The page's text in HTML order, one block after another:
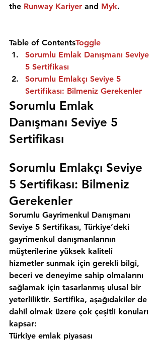
the Runway Kariyer and Myk.
Table of ContentsToggle
Sorumlu Emlak Danışmanı Seviye
5 Sertifikası
Sorumlu Emlakçı Seviye 5
Sertifikası: Bilmeniz Gerekenler
Sorumlu Emlak
Danışmanı Seviye 5
Sertifikası
Sorumlu Emlakçı Seviye
5 Sertifikası: Bilmeniz
Gerekenler
Sorumlu Gayrimenkul Danışmanı
Seviye 5 Sertifikası, Türkiye’deki
gayrimenkul danışmanlarının
müşterilerine yüksek kaliteli
hizmetler sunmak için gerekli bilgi,
beceri ve deneyime sahip olmalarını
sağlamak için tasarlanmış ulusal bir
yeterliliktir. Sertifika, aşağıdakiler de
dahil olmak üzere çok çeşitli konuları
kapsar:
Türkiye emlak piyasası